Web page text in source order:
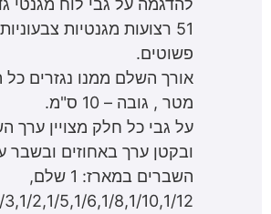
51 רצועות מגנטיות
פשוטים.
מטר , גובה – 10 ס"מ.
על גבי כל חלק מצויין ערך
ובקטן ערך באחוזים ובשבר
השברים במארז: 1 שלם,
3,1/2,1/5,1/6,1/8,1/10,1/12